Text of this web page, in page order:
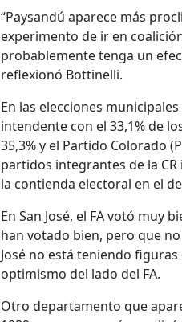
“Paysandú aparece más
experimento de ir en
probablemente tenga un
reflexionó Bottinelli.
En las elecciones
intendente con el 33,1% de
35,3% y el Partido Colorado
partidos integrantes de la
la contienda electoral en el
En San José, el FA votó muy
han votado bien, pero que
José no está teniendo
optimismo del lado del FA.
Otro departamento que